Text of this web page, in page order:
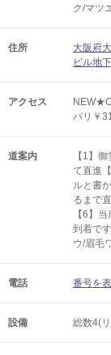
ク/マツ
住所
大阪府
ビル地
アクセス
パリ￥
道案内
【1】
て直進
ルと書
るまで
【6】
到着で
ウ/眉毛
電話 番号を
設備 総数4(